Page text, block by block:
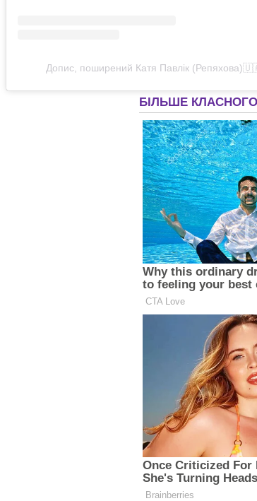
Допис, поширений Катя Павлік